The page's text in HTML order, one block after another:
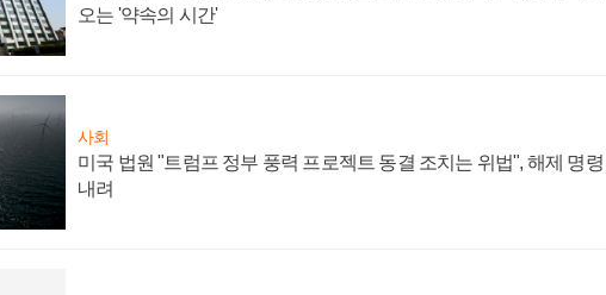
오는 '약속의 시간'
사회
미국 법원 "트럼프 정부 풍력 프로젝트 동결 조치는 위법", 해제 명령
내려